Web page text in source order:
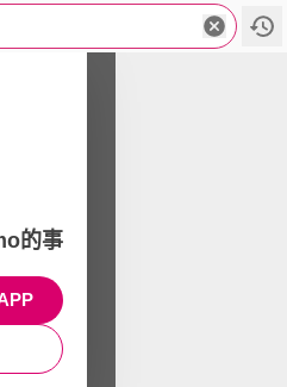
的事